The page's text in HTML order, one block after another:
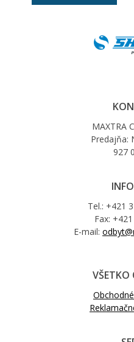
MAXTRA
Predajňa:
927
Tel.: +421
Fax:
E-mail:
VŠETKO